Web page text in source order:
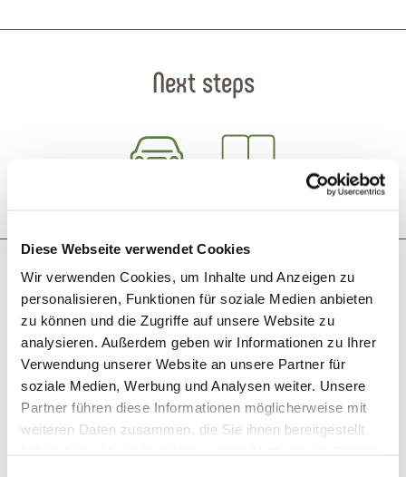
Diese Webseite verwendet Cookies
Wir verwenden Cookies, um Inhalte und Anzeigen zu
personalisieren, Funktionen für soziale Medien anbieten
zu können und die Zugriffe auf unsere Website zu
analysieren. Außerdem geben wir Informationen zu Ihrer
Verwendung unserer Website an unsere Partner für
soziale Medien, Werbung und Analysen weiter. Unsere
Partner führen diese Informationen möglicherweise mit
weiteren Daten zusammen, die Sie ihnen bereitgestellt
Next steps
More like this